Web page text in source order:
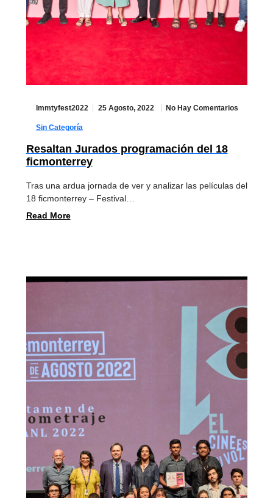
Immtyfest2022 25 Agosto, 2022 No Hay Comentarios
Sin Categoría
Resaltan Jurados programación del 18
ficmonterrey
Tras una ardua jornada de ver y analizar las películas del
18 ficmonterrey – Festival…
Read More